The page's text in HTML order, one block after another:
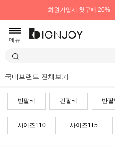
회원가입시 첫구매 20%
메뉴
국내브랜드 전체보기
반팔티 긴팔티 반팔
사이즈110 사이즈115